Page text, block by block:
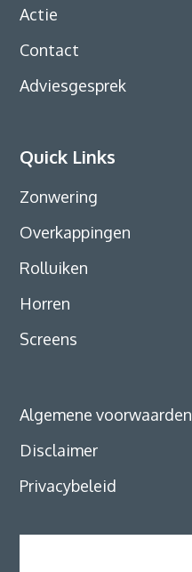
Actie
Contact
Adviesgesprek
Quick Links
Zonwering
Overkappingen
Rolluiken
Horren
Screens
Algemene voorwaarden
Disclaimer
Privacybeleid